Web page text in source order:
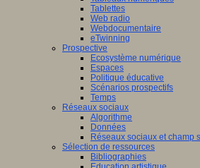
Tablettes
Web radio
Webdocumentaire
eTwinning
Prospective
Ecosystème numérique
Espaces
Politique éducative
Scénarios prospectifs
Temps
Réseaux sociaux
Algorithme
Données
Réseaux sociaux et champ
Sélection de ressources
Bibliographies